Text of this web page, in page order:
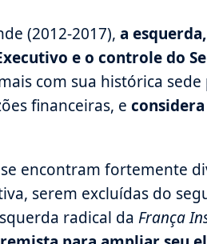
(2012-2017), a
e o controle do
com sua histórica
financeiras, e
encontram fortemente
serem excluídas do
radical da França